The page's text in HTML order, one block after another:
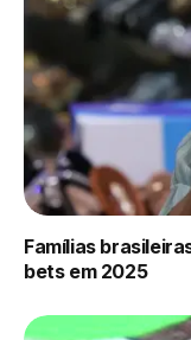
Famílias
bets em 2025